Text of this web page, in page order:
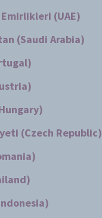
(UAE)
(Saudi Arabia)
(Czech Republic)